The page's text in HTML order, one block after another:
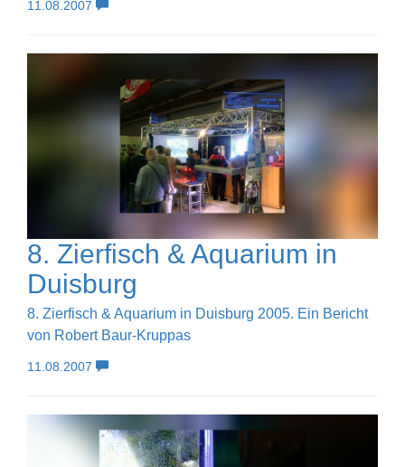
11.08.2007
8. Zierfisch & Aquarium in
Duisburg
8. Zierfisch & Aquarium in Duisburg 2005. Ein Bericht
von Robert Baur-Kruppas
11.08.2007